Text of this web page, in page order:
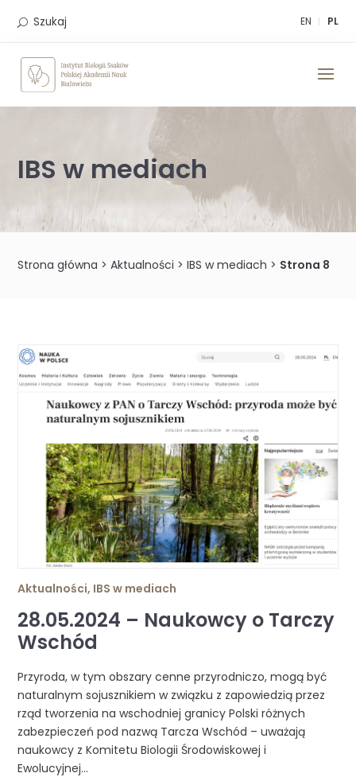
EN PL
Szukaj
IBS w mediach
Strona główna >Aktualności >IBS w mediach > Strona 8
Aktualności, IBS w mediach
28.05.2024 – Naukowcy o Tarczy
Wschód
Przyroda, w tym obszary cenne przyrodniczo, mogą być
naturalnym sojusznikiem w związku z zapowiedzią przez
rząd tworzenia na wschodniej granicy Polski różnych
zabezpieczeń pod nazwą Tarcza Wschód – uważają
naukowcy z Komitetu Biologii Środowiskowej i
Ewolucyjnej...